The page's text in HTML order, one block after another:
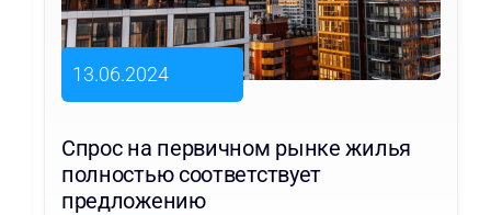
13.06.2024
Спрос на первичном рынке жилья
полностью соответствует
предложению